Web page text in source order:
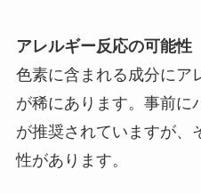
アレルギー反応の可能性
色素に含まれる成分にア
が稀にあります。事前に
が推奨されていますが、
性があります。